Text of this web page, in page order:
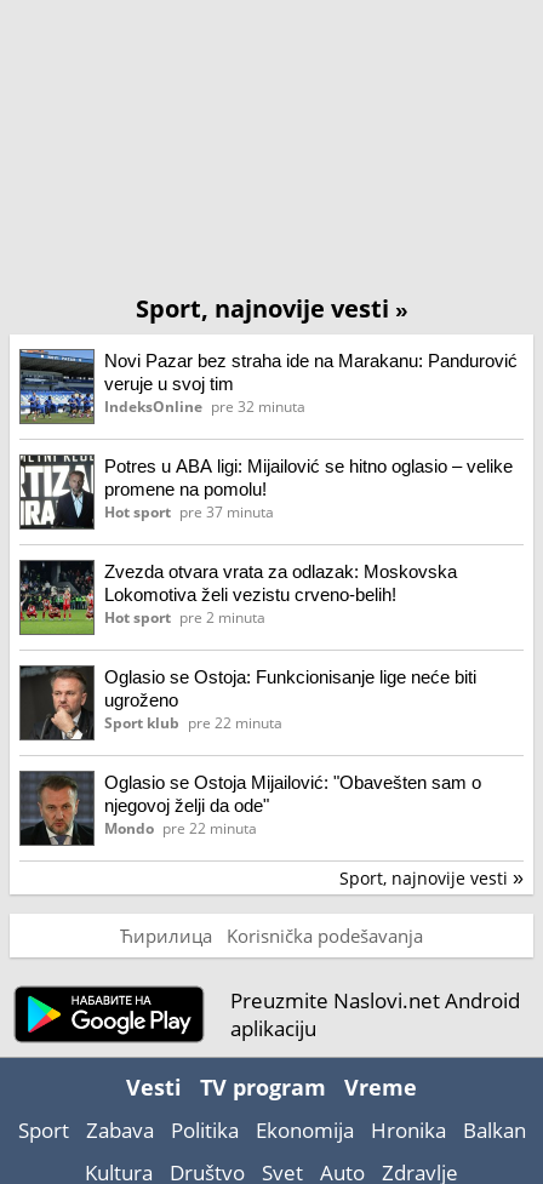
Sport, najnovije vesti »
Novi Pazar bez straha ide na Marakanu: Pandurović
veruje u svoj tim
IndeksOnline pre 32 minuta
Potres u ABA ligi: Mijailović se hitno oglasio – velike
promene na pomolu!
Hot sport pre 37 minuta
Zvezda otvara vrata za odlazak: Moskovska
Lokomotiva želi vezistu crveno-belih!
Hot sport pre 2 minuta
Oglasio se Ostoja: Funkcionisanje lige neće biti
ugroženo
Sport klub pre 22 minuta
Oglasio se Ostoja Mijailović: "Obavešten sam o
njegovoj želji da ode"
Mondo pre 22 minuta
Sport, najnovije vesti »
Ћирилица Korisnička podešavanja
Preuzmite Naslovi.net Android
aplikaciju
Vesti TV program Vreme
Sport Zabava Politika Ekonomija Hronika
Balkan
Kultura
Društvo Svet Auto Zdravlje